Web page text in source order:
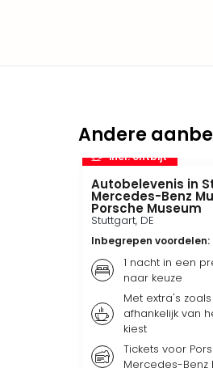
Andere
incl. ontbijt
Autobelevenis in
Mercedes-Benz
Porsche Museum
Stuttgart, DE
Inbegrepen voordelen:
1 nacht in een
naar keuze
Met extra's
afhankelijk van
kiest
Tickets voor
Mercedes-Benz